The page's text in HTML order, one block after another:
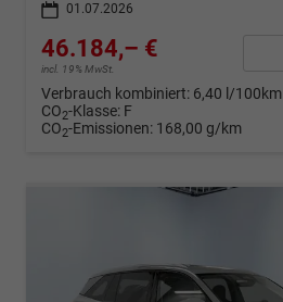
01.07.2026
46.184,– €
incl. 19% MwSt.
Verbrauch kombiniert: 6,40 l/100km
CO2-Klasse: F
CO2-Emissionen: 168,00 g/km